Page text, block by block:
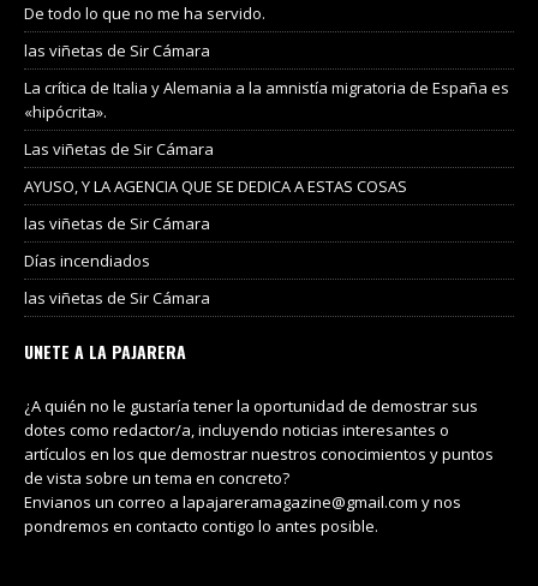
De todo lo que no me ha servido.
las viñetas de Sir Cámara
La crítica de Italia y Alemania a la amnistía migratoria de España es
«hipócrita».
Las viñetas de Sir Cámara
AYUSO, Y LA AGENCIA QUE SE DEDICA A ESTAS COSAS
las viñetas de Sir Cámara
Días incendiados
las viñetas de Sir Cámara
UNETE A LA PAJARERA
¿A quién no le gustaría tener la oportunidad de demostrar sus
dotes como redactor/a, incluyendo noticias interesantes o
artículos en los que demostrar nuestros conocimientos y puntos
de vista sobre un tema en concreto?
Envianos un correo a lapajareramagazine@gmail.com y nos
pondremos en contacto contigo lo antes posible.